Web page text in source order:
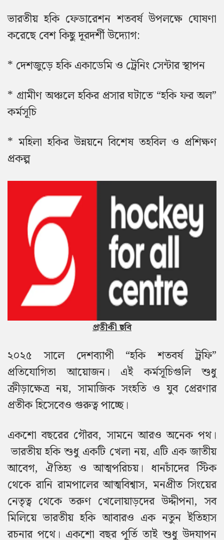
ভারতীয় হকি ফেডারেশন শতবর্ষ উপলক্ষে ঘোষণা
করেছে বেশ কিছু দূরদর্শী উদ্যোগ:
* দেশজুড়ে হকি একাডেমি ও ট্রেনিং সেন্টার স্থাপন
* গ্রামীণ অঞ্চলে হকির প্রসার ঘটাতে “হকি ফর অল”
কর্মসূচি
* মহিলা হকির উন্নয়নে বিশেষ তহবিল ও প্রশিক্ষণ
প্রকল্প
প্রতীকী ছবি
২০২৫ সালে দেশব্যাপী “হকি শতবর্ষ ট্রফি”
প্রতিযোগিতা আয়োজন। এই কর্মসূচিগুলি শুধু
ক্রীড়াক্ষেত্র নয়, সামাজিক সংহতি ও যুব প্রেরণার
প্রতীক হিসেবেও গুরুত্ব পাচ্ছে।
একশো বছরের গৌরব, সামনে আরও অনেক পথ।
ভারতীয় হকি শুধু একটি খেলা নয়, এটি এক জাতীয়
আবেগ, ঐতিহ্য ও আত্মপরিচয়। ধানচাঁদের স্টিক
থেকে রানি রামপালের আত্মবিশ্বাস, মনপ্রীত সিংয়ের
নেতৃত্ব থেকে তরুণ খেলোয়াড়দের উদ্দীপনা, সব
মিলিয়ে ভারতীয় হকি আবারও এক নতুন ইতিহাস
রচনার পথে। একশো বছর পূর্তি তাই শুধু উদযাপন